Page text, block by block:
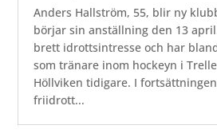
Anders Hallström, 55, blir ny
börjar sin anställning den 13
brett idrottsintresse och har
som tränare inom hockeyn i
Höllviken tidigare. I
friidrott...